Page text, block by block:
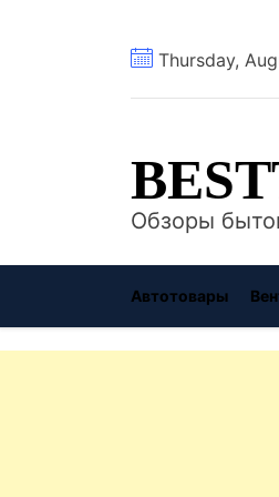
Thursday,
Обзоры
Автотовары